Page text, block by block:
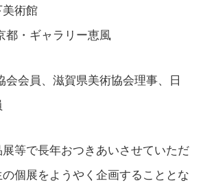
術館
ャラリー恵風
会員、滋賀県美術協会理事、日
等で長年おつきあいさせていただ
個展をようやく企画することとな